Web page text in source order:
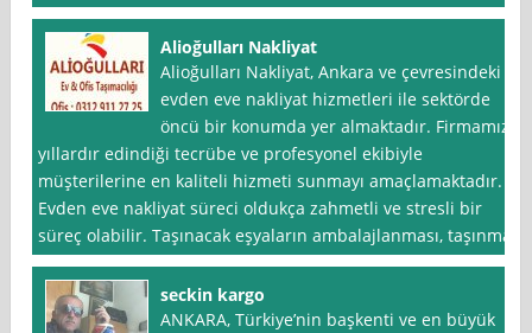
Alioğulları Nakliyat
Alioğulları Nakliyat, Ankara ve çevresindeki
evden eve nakliyat hizmetleri ile sektörde
öncü bir konumda yer almaktadır. Firmamız,
yıllardır edindiği tecrübe ve profesyonel ekibiyle
müşterilerine en kaliteli hizmeti sunmayı amaçlamaktadır.
Evden eve nakliyat süreci oldukça zahmetli ve stresli bir
süreç olabilir. Taşınacak eşyaların ambalajlanması, taşınma
seckin kargo
ANKARA, Türkiye’nin başkenti ve en büyük